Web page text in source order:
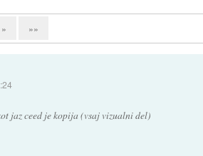
» »»
jaz ceed je kopija (vsaj vizualni del)